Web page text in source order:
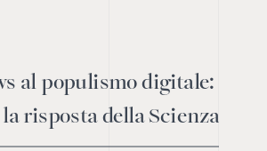
al populismo digitale:
la risposta della Scienza